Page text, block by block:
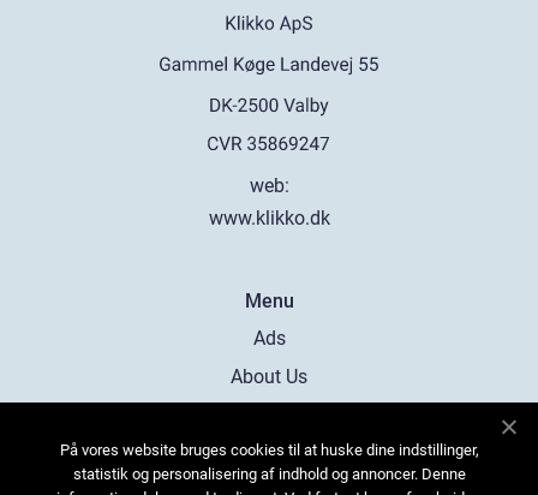
web:
www.klikko.dk
Menu
Ads
About Us
Contact
På vores website bruges cookies til at huske dine indstillinger,
statistik og personalisering af indhold og annoncer. Denne